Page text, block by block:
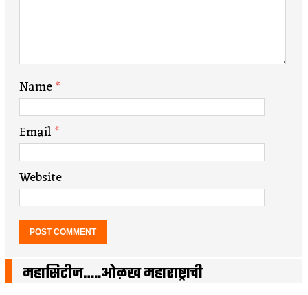
Name*
Email*
Website
महासिटीज…..ओळख महाराष्ट्राची